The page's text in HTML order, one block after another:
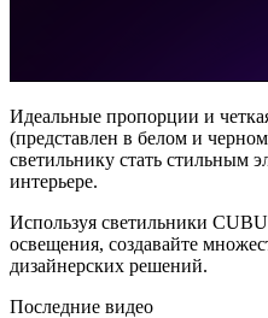
Идеальные пропорции и
(представлен в белом и
светильнику стать стильным
интерьере.
Используя светильники
освещения, создавайте
дизайнерских решений.
Последние видео